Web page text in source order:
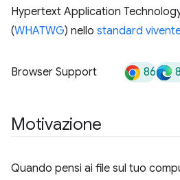
Hypertext Application
(WHATWG) nello standard
Browser Support 86
Motivazione
Quando pensi ai file sul tuo